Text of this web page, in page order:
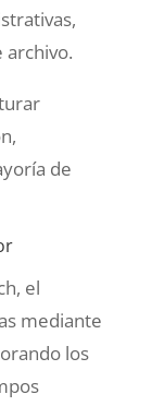
archivo.
de
el
mediante
los